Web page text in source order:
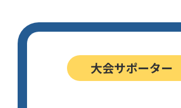
大会サポーター